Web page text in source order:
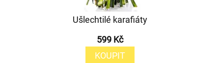
Ušlechtilé karafiáty
599 Kč
KOUPIT